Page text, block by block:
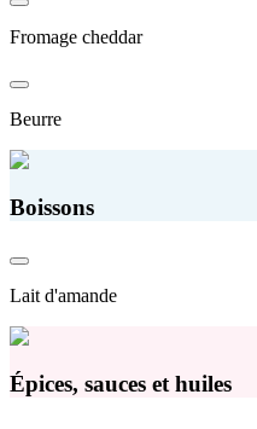
Fromage cheddar
Beurre
Boissons
Lait d'amande
Épices, sauces et huiles